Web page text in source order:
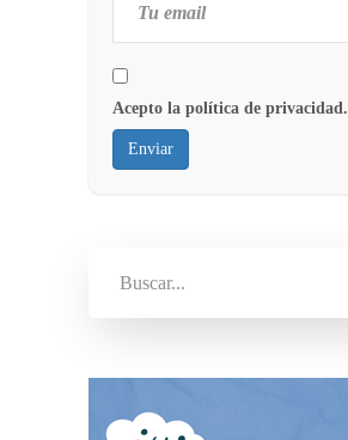
Acepto la política de privacidad.
Enviar